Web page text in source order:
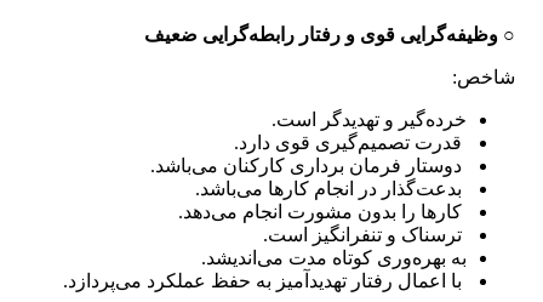
○ وظیفه‌گرایی قوی و رفتار رابطه‌گرایی ضعیف
شاخص:
خرده‌گیر و تهدیدگر است.
قدرت تصمیم‌گیری قوی دارد.
دوستار فرمان برداری کارکنان می‌باشد.
بدعت‌گذار در انجام کارها می‌باشد.
کارها را بدون مشورت انجام می‌دهد.
ترسناک و تنفرانگیز است.
به بهره‌وری کوتاه مدت می‌اندیشد.
با اعمال رفتار تهدیدآمیز به حفظ عملکرد می‌پردازد.